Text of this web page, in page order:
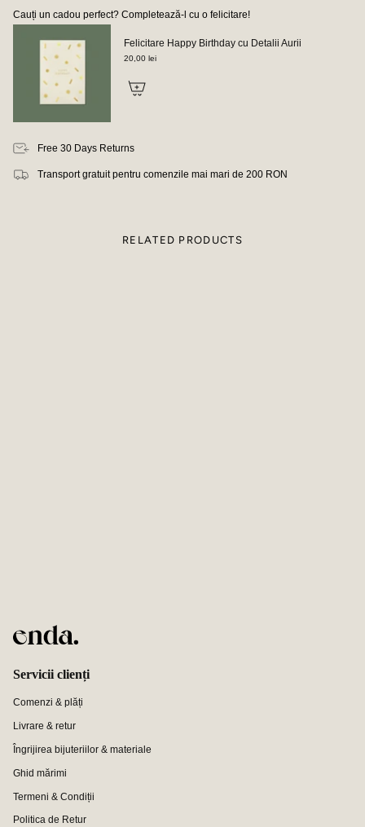
Cauți un cadou perfect? Completează-l cu o felicitare!
Felicitare Happy Birthday cu Detalii Aurii
20,00 lei
Free 30 Days Returns
Transport gratuit pentru comenzile mai mari de 200 RON
RELATED PRODUCTS
Servicii clienți
Comenzi & plăți
Livrare & retur
Îngrijirea bijuteriilor & materiale
Ghid mărimi
Termeni & Condiții
Politica de Retur